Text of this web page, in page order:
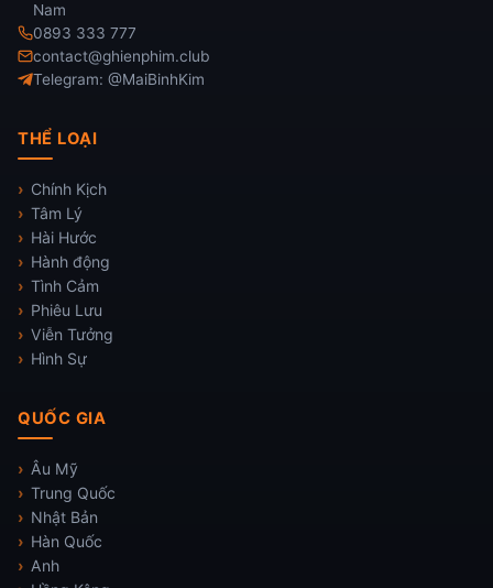
Nam
0893 333 777
contact@ghienphim.club
Telegram: @MaiBinhKim
THỂ LOẠI
Chính Kịch
Tâm Lý
Hài Hước
Hành động
Tình Cảm
Phiêu Lưu
Viễn Tưởng
Hình Sự
QUỐC GIA
Âu Mỹ
Trung Quốc
Nhật Bản
Hàn Quốc
Anh